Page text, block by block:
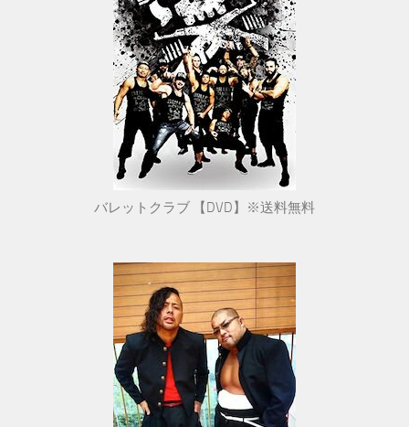
バレットクラブ 【DVD】※送料無料